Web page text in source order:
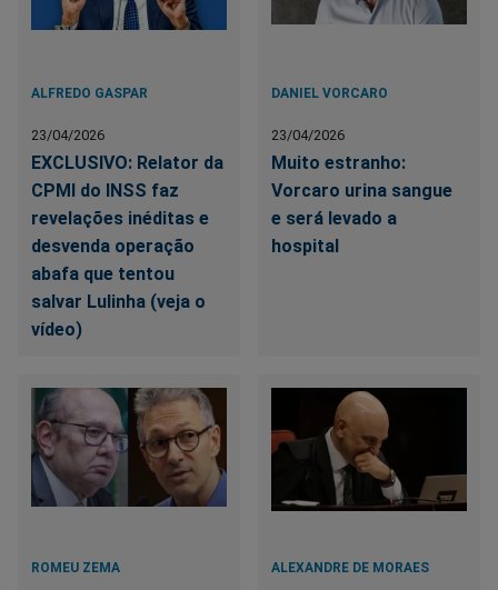
ALFREDO GASPAR
23/04/2026
EXCLUSIVO: Relator da
CPMI do INSS faz
revelações inéditas e
desvenda operação
abafa que tentou
salvar Lulinha (veja o
vídeo)
DANIEL VORCARO
23/04/2026
Muito estranho:
Vorcaro urina sangue
e será levado a
hospital
ROMEU ZEMA ALEXANDRE DE MORAES